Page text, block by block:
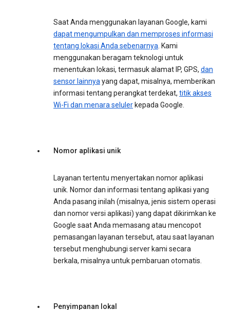
Saat Anda menggunakan layanan Google, kami
dapat mengumpulkan dan memproses informasi
tentang lokasi Anda sebenarnya. Kami
menggunakan beragam teknologi untuk
menentukan lokasi, termasuk alamat IP, GPS, dan
sensor lainnyayang dapat, misalnya, memberikan
informasi tentang perangkat terdekat, titik akses
Wi-Fi dan menara seluler kepada Google.
Nomor aplikasi unik
Layanan tertentu menyertakan nomor aplikasi
unik. Nomor dan informasi tentang aplikasi yang
Anda pasang inilah (misalnya, jenis sistem operasi
dan nomor versi aplikasi) yang dapat dikirimkan ke
Google saat Anda memasang atau mencopot
pemasangan layanan tersebut, atau saat layanan
tersebut menghubungi server kami secara
berkala, misalnya untuk pembaruan otomatis.
Penyimpanan lokal